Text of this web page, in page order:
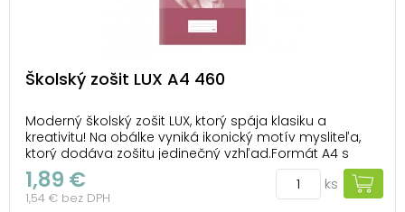
Školský zošit LUX A4 460
Moderný školský zošit LUX, ktorý spája klasiku a
kreativitu! Na obálke vyniká ikonický motív mysliteľa,
ktorý dodáva zošitu jedinečný vzhľad.Formát A4 s
čistými stranami poskytuje maximálnu voľnosť pre
rôzne školské aj kreatívne využitie. Je ideálny pre
matematiku a geometrické konštrukcie, kd...
1,89 €
1,54 € bez DPH
ks